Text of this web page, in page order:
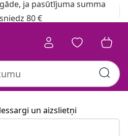
ja pasūtījuma summa
80 €
un aizslietņi